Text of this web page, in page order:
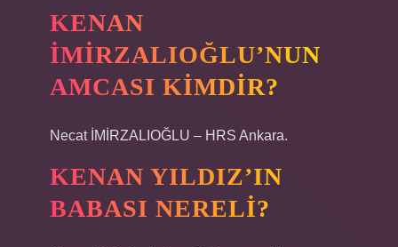
KENAN
İMIRZALIOĞLU’NUN
AMCASI KIMDIR?
Necat İMİRZALIOĞLU – HRS Ankara.
KENAN YILDIZ’IN
BABASI NERELI?